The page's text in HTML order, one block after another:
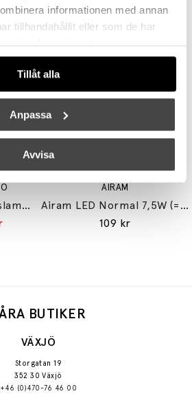
informationen med annan
tillhandahållit eller som de har
deras tjänster.
Tillåt alla
Anpassa
Avvisa
Light Engine LED Bulb 3,6W (=33W) 2700K G9 Lightly Frosted
UNISON
149 kr
Double Bubble Bordslampa Small
AIRAM
Airam LED Normal 7,5W (=60W) E27
109 kr
BUTIKER
VÄXJÖ
Storgatan 19
352 30 Växjö
+46 (0)470-76 46 00